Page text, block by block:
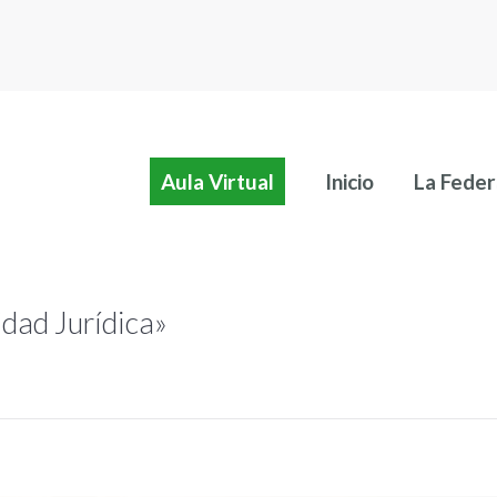
Aula Virtual Inicio La
Jurídica»